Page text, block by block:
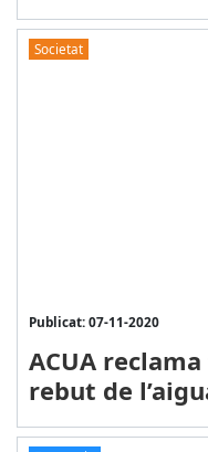
Societat
Publicat: 07-11-2020
ACUA
rebut de